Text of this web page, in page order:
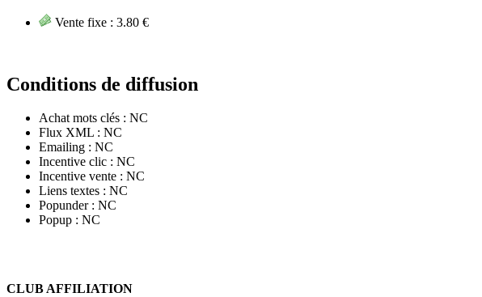
Vente fixe : 3.80 €
Conditions de diffusion
Achat mots clés : NC
Flux XML : NC
Emailing : NC
Incentive clic : NC
Incentive vente : NC
Liens textes : NC
Popunder : NC
Popup : NC
CLUB AFFILIATION